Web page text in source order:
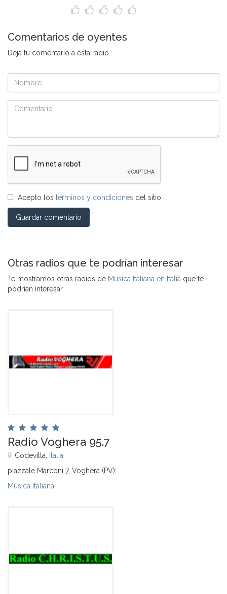
Comentarios de oyentes
Dejá tu comentario a esta radio.
Acepto los términos y condiciones del sitio
Guardar comentario
Otras radios que te podrían interesar
Te mostramos otras radios de Música Italiana en Italia que te
podrían interesar.
Radio Voghera 95.7
Codevilla, Italia
piazzale Marconi 7, Voghera (PV);
Música Italiana